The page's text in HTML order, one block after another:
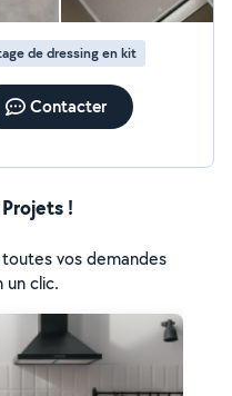
de dressing en kit
Contacter
!
vos demandes
un clic.